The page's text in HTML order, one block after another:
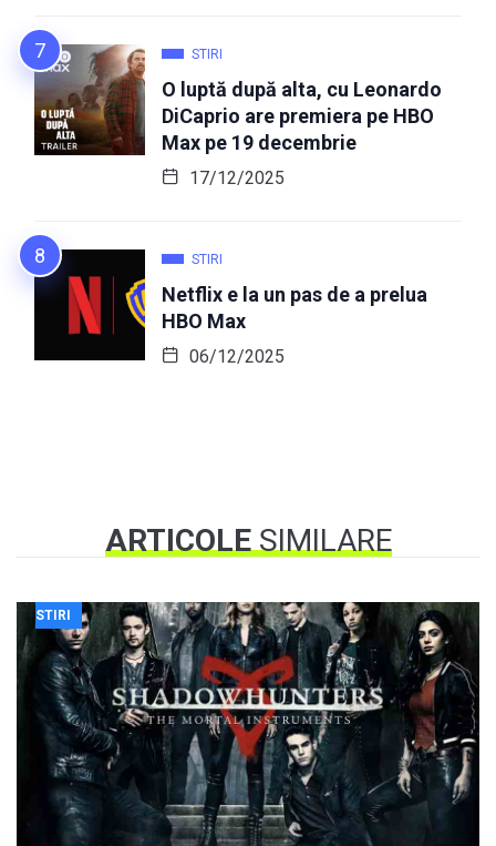
STIRI
O luptă după alta, cu Leonardo
DiCaprio are premiera pe HBO
Max pe 19 decembrie
17/12/2025
STIRI
Netflix e la un pas de a prelua
HBO Max
06/12/2025
ARTICOLESIMILARE
STIRI